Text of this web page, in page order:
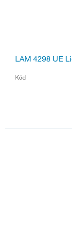
LAM 4298 UE
Kód